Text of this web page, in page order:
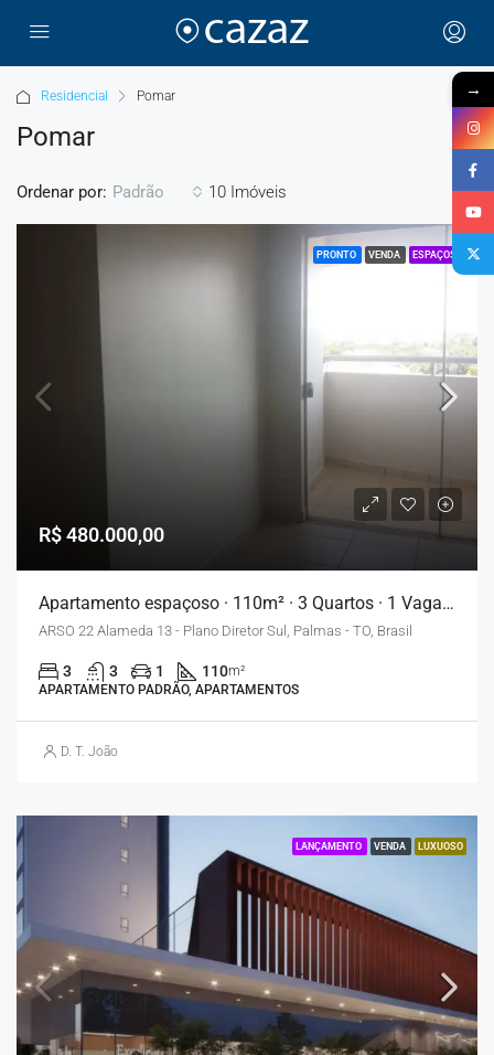
Residencial Pomar
Pomar
10 Imóveis
Ordenar por: Padrão
PRONTO VENDA ESPAÇOSO
R$ 480.000,00
Apartamento espaçoso · 110m² · 3 Quartos · 1 Vaga – Palmas
ARSO 22 Alameda 13 - Plano Diretor Sul, Palmas - TO, Brasil
3 3 1 110m²
APARTAMENTO PADRÃO, APARTAMENTOS
D. T. João
LANÇAMENTO VENDA LUXUOSO
→